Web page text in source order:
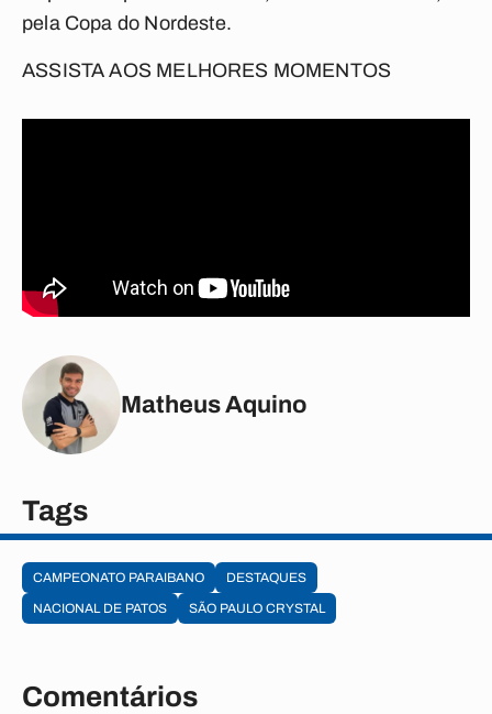
pela Copa do Nordeste.
ASSISTA AOS MELHORES MOMENTOS
Matheus Aquino
Tags
CAMPEONATO PARAIBANO
DESTAQUES
NACIONAL DE PATOS
SÃO PAULO CRYSTAL
Comentários